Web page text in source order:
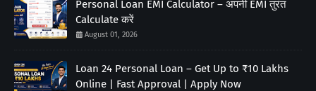
Personal Loan EMI Calculator – अपनी EMI तुरंत
Calculate करें
August 01, 2026
Loan 24 Personal Loan – Get Up to ₹10 Lakhs
Online | Fast Approval | Apply Now